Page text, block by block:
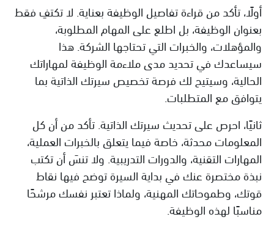
أولًا، تأكد من قراءة تفاصيل الوظيفة بعناية. لا تكتفِ فقط
بعنوان الوظيفة، بل اطلع على المهام المطلوبة،
والمؤهلات، والخبرات التي تحتاجها الشركة. هذا
سيساعدك في تحديد مدى ملاءمة الوظيفة لمهاراتك
الحالية، وسيتيح لك فرصة تخصيص سيرتك الذاتية بما
يتوافق مع المتطلبات.
ثانيًا، احرص على تحديث سيرتك الذاتية. تأكد من أن كل
المعلومات محدثة، خاصة فيما يتعلق بالخبرات العملية،
المهارات التقنية، والدورات التدريبية. ولا تنسَ أن تكتب
نبذة مختصرة عنك في بداية السيرة توضح فيها نقاط
قوتك، وطموحاتك المهنية، ولماذا تعتبر نفسك مرشحًا
مناسبًا لهذه الوظيفة.